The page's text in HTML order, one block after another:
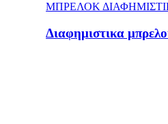
ΜΠΡΕΛΟΚ
Διαφημιστικα